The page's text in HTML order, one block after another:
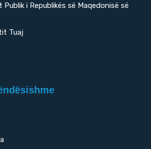
i Republikës së Maqedonisë së
Tuaj